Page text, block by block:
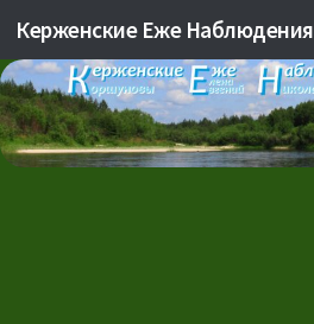
Skip to content
Керженские Еже Наблюдения